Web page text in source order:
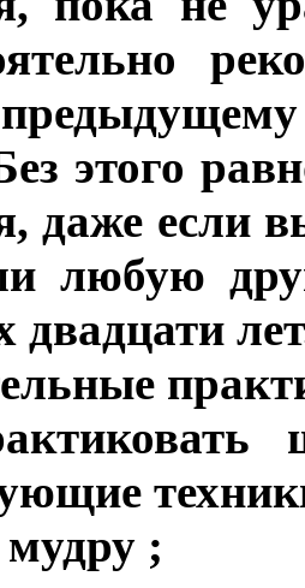
этого
даже если
любую
мудру ;